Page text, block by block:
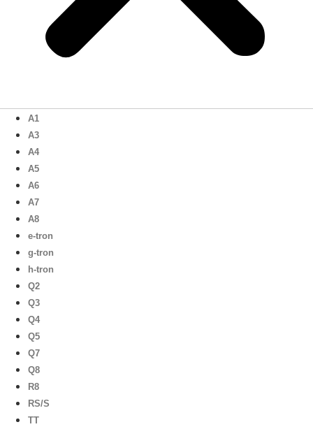
A1
A3
A4
A5
A6
A7
A8
e-tron
g-tron
h-tron
Q2
Q3
Q4
Q5
Q7
Q8
R8
RS/S
TT